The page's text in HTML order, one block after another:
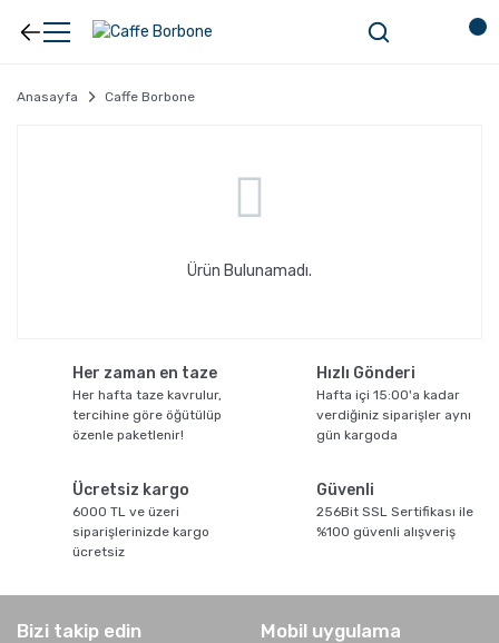
Anasayfa Caffe Borbone
Ürün Bulunamadı.
Her zaman en taze
Her hafta taze kavrulur,
tercihine göre öğütülüp
özenle paketlenir!
Hızlı Gönderi
Hafta içi 15:00'a kadar
verdiğiniz siparişler aynı
gün kargoda
Ücretsiz kargo
6000 TL ve üzeri
siparişlerinizde kargo
ücretsiz
Güvenli
256Bit SSL Sertifikası ile
%100 güvenli alışveriş
Bizi takip edin Mobil uygulama